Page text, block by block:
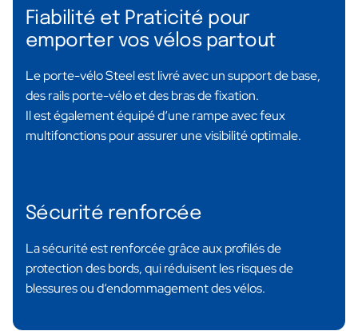
Fiabilité et Praticité pour
emporter vos vélos partout
Le porte-vélo Steel est livré avec un support de base,
des rails porte-vélo et des bras de fixation.
Il est également équipé d‘une rampe avec feux
multifonctions pour assurer une visibilité optimale.
Sécurité renforcée
La sécurité est renforcée grâce aux profilés de
protection des bords, qui réduisent les risques de
blessures ou d‘endommagement des vélos.